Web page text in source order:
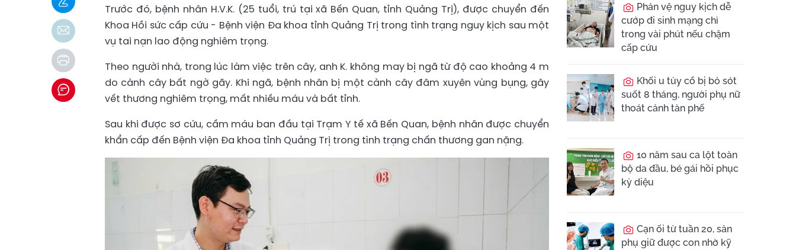
Trước đó, bệnh nhân H.V.K. (25 tuổi, trú tại xã Bến Quan, tỉnh Quảng Trị), được chuyển đến
Khoa Hồi sức cấp cứu - Bệnh viện Đa khoa tỉnh Quảng Trị trong tình trạng nguy kịch sau một
vụ tai nạn lao động nghiêm trọng.
Theo người nhà, trong lúc làm việc trên cây, anh K. không may bị ngã từ độ cao khoảng 4 m
do cành cây bất ngờ gãy. Khi ngã, bệnh nhân bị một cành cây đâm xuyên vùng bụng, gây
vết thương nghiêm trọng, mất nhiều máu và bất tỉnh.
Sau khi được sơ cứu, cầm máu ban đầu tại Trạm Y tế xã Bến Quan, bệnh nhân được chuyển
khẩn cấp đến Bệnh viện Đa khoa tỉnh Quảng Trị trong tình trạng chấn thương gan nặng.
Phản vệ nguy kịch dễ
cướp đi sinh mạng chỉ
trong vài phút nếu chậm
cấp cứu
Khối u tủy cổ bị bỏ sót
suốt 8 tháng, người phụ nữ
thoát cảnh tàn phế
10 năm sau ca lột toàn
bộ da đầu, bé gái hồi phục
kỳ diệu
Cạn ối từ tuần 20, sản
phụ giữ được con nhờ kỹ